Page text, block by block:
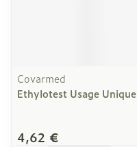
Covarmed
Ethylotest Usage Unique
4,62 €